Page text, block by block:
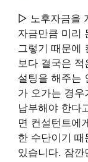
▷ 노후자금을
자금만큼 미리
그렇기 때문에
보다 결국은 적
설팅을 해주는
가 오가는 경
납부해야 한다
면 컨설턴트에
한 수단이기
있습니다. 잠